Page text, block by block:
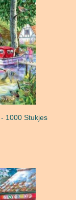
1000 Stukjes